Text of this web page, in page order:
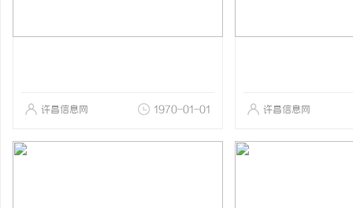
许昌信息网 1970-01-01 许昌信息网